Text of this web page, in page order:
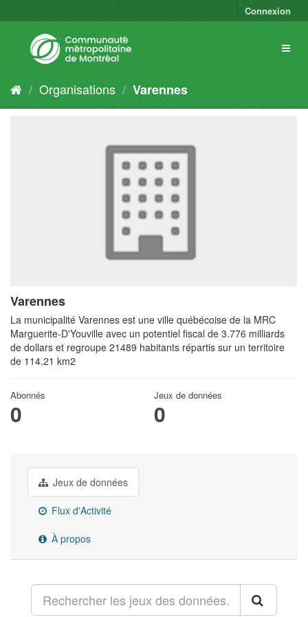
Connexion
Organisations Varennes
Varennes
La municipalité Varennes est une ville québécoise de la MRC
Marguerite-D'Youville avec un potentiel fiscal de 3.776 milliards
de dollars et regroupe 21489 habitants répartis sur un territoire
de 114.21 km2
Abonnés
0
Jeux de données
0
Jeux de données
Flux d'Activité
À propos